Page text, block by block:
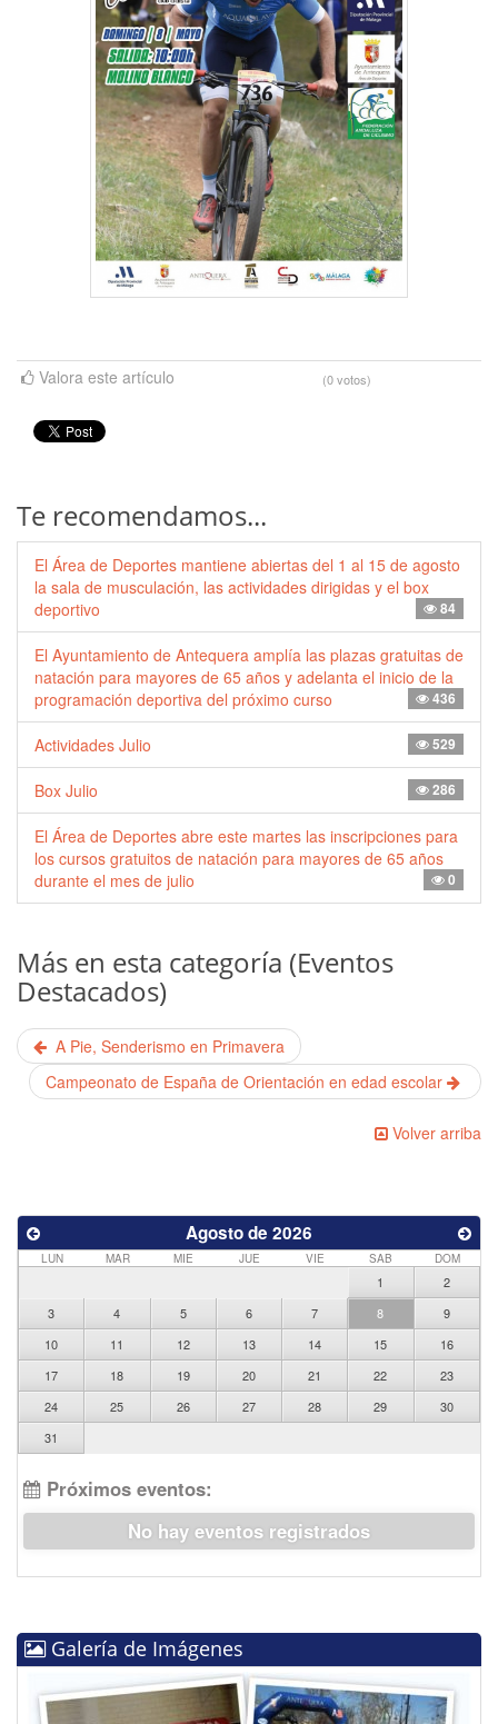
Valora este artículo (0 votos)
Te recomendamos...
El Área de Deportes mantiene abiertas del 1 al 15 de agosto
la sala de musculación, las actividades dirigidas y el box
deportivo
84
El Ayuntamiento de Antequera amplía las plazas gratuitas de
natación para mayores de 65 años y adelanta el inicio de la
programación deportiva del próximo curso
436
Actividades Julio 529
Box Julio 286
El Área de Deportes abre este martes las inscripciones para
los cursos gratuitos de natación para mayores de 65 años
durante el mes de julio
0
Más en esta categoría (Eventos
Destacados)
A Pie, Senderismo en Primavera
Campeonato de España de Orientación en edad escolar
Volver arriba
Agosto de 2026
LUN MAR MIE JUE VIE SAB DOM
1
2
3
4 5 6 7 8
9
10
11 12 13 14 15
16
17
18 19 20 21 22
23
24
25 26 27 28 29
30
31
Próximos eventos:
No hay eventos registrados
Galería de Imágenes